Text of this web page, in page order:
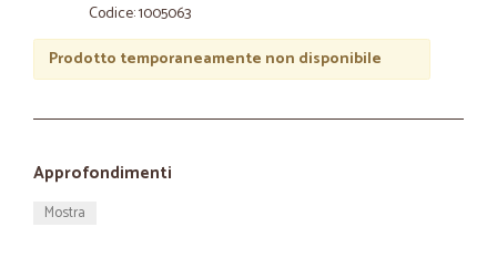
Codice: 1005063
Prodotto temporaneamente non disponibile
Approfondimenti
Mostra